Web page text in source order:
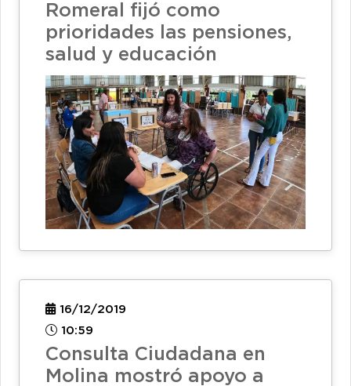
Romeral fijó como
prioridades las pensiones,
salud y educación
16/12/2019
10:59
Consulta Ciudadana en
Molina mostró apoyo a